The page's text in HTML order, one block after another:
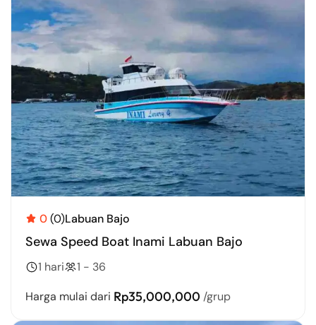
0(0)Labuan Bajo
Sewa Speed Boat Inami Labuan Bajo
1 hari
1 - 36
Harga mulai dari Rp35,000,000 /grup